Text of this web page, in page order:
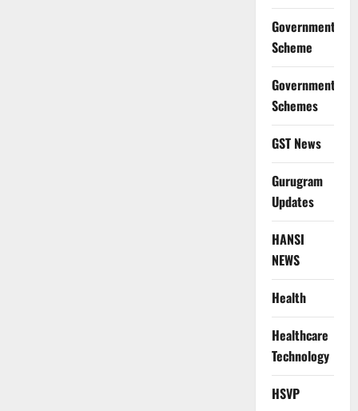
Government
Scheme
Government
Schemes
GST News
Gurugram
Updates
HANSI
NEWS
Health
Healthcare
Technology
HSVP